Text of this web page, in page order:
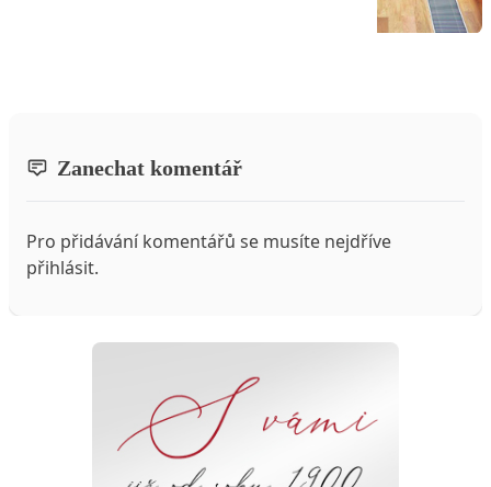
Zanechat komentář
Pro přidávání komentářů se musíte nejdříve
přihlásit.